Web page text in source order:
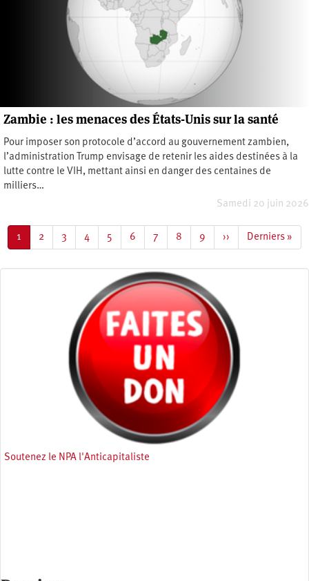
Zambie : les menaces des États-Unis sur la santé
Pour imposer son protocole d’accord au gouvernement zambien,
l’administration Trump envisage de retenir les aides destinées à la
lutte contre le VIH, mettant ainsi en danger des centaines de
milliers…
Samedi 20 juin 2026
Page
courante
1 Page
2 Page
3 Page
4 Page
5 Page
6 Page
7 Page
8 Page
9
Page
suivante
››
Dernière
page
Derniers »
Soutenez le NPA l'Anticapitaliste